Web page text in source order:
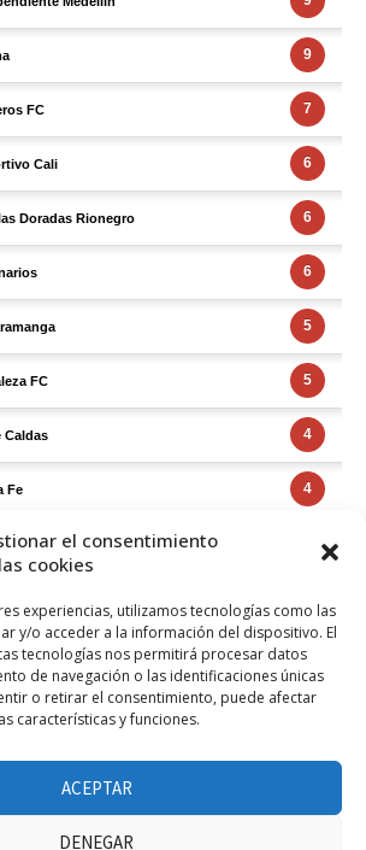
el consentimiento
cookies
experiencias, utilizamos tecnologías como las
y/o acceder a la información del dispositivo. El
tecnologías nos permitirá procesar datos
de navegación o las identificaciones únicas
o retirar el consentimiento, puede afectar
características y funciones.
ACEPTAR
DENEGAR
Facebook Feed